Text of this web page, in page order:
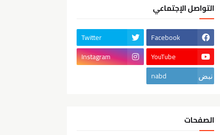
التواصل الإجتماعي
Facebook
Twitter
YouTube
Instagram
nabd
الصفحات